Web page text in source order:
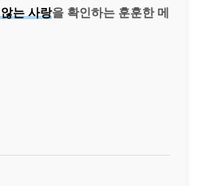
는 사랑을 확인하는 훈훈한 메